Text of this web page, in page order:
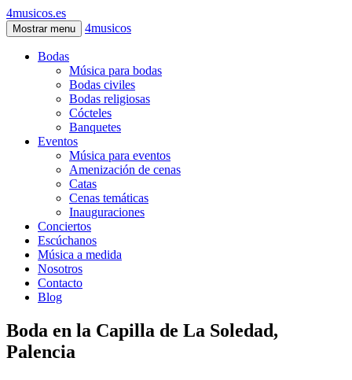
4musicos.es
Mostrar menu 4musicos
Bodas
Música para bodas
Bodas civiles
Bodas religiosas
Cócteles
Banquetes
Eventos
Música para eventos
Amenización de cenas
Catas
Cenas temáticas
Inauguraciones
Conciertos
Escúchanos
Música a medida
Nosotros
Contacto
Blog
Boda en la Capilla de La Soledad,
Palencia